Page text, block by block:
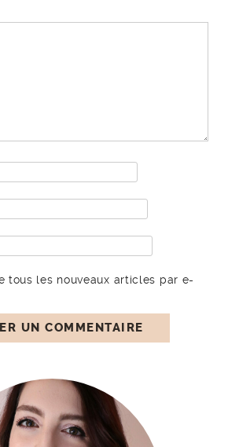
tous les nouveaux articles par e-